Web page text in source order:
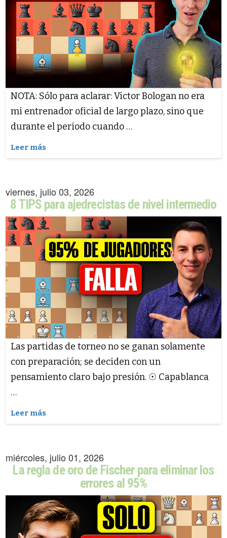
NOTA: Sólo para aclarar: Victor Bologan no era
mi entrenador oficial de largo plazo, sino que
durante el periodo cuando …
Leer más
viernes, julio 03, 2026
8 TIPS para ajedrecistas de nivel intermedio
Las partidas de torneo no se ganan solamente
con preparación; se deciden con un
pensamiento claro bajo presión. ☉ Capablanca
…
Leer más
miércoles, julio 01, 2026
La regla de oro de Fischer para eliminar los
errores al 95%